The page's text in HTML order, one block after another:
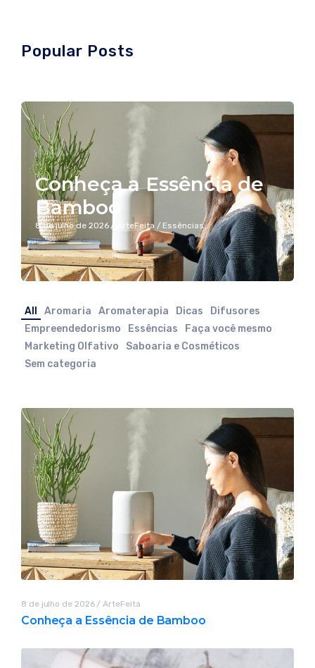
Popular Posts
Conheça a Essência de
Bamboo
8 de julho de 2026 / ArteFeita / Essências
All Aromaria Aromaterapia Dicas
Difusores
Empreendedorismo
Essências
Faça você mesmo
Marketing Olfativo
Saboaria e Cosméticos
Sem categoria
8 de julho de 2026 / ArteFeita
Conheça a Essência de Bamboo